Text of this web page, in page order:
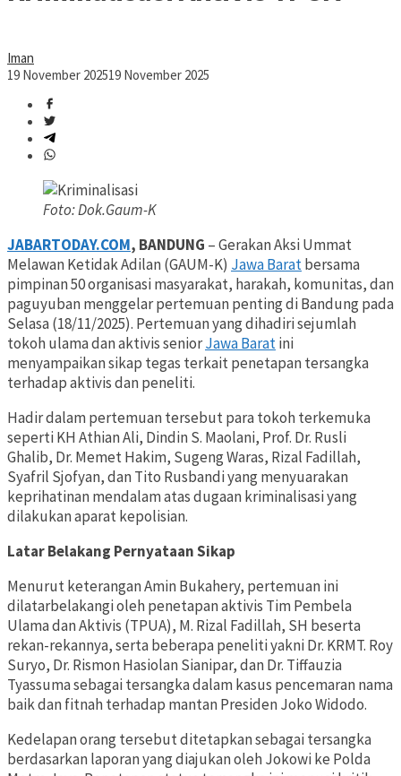
Iman
19 November 202519 November 2025
Foto: Dok.Gaum-K
JABARTODAY.COM, BANDUNG – Gerakan Aksi Ummat
Melawan Ketidak Adilan (GAUM-K) Jawa Baratbersama
pimpinan 50 organisasi masyarakat, harakah, komunitas, dan
paguyuban menggelar pertemuan penting di Bandung pada
Selasa (18/11/2025). Pertemuan yang dihadiri sejumlah
tokoh ulama dan aktivis seniorJawa Baratini
menyampaikan sikap tegas terkait penetapan tersangka
terhadap aktivis dan peneliti.
Hadir dalam pertemuan tersebut para tokoh terkemuka
seperti KH Athian Ali, Dindin S. Maolani, Prof. Dr. Rusli
Ghalib, Dr. Memet Hakim, Sugeng Waras, Rizal Fadillah,
Syafril Sjofyan, dan Tito Rusbandi yang menyuarakan
keprihatinan mendalam atas dugaan kriminalisasi yang
dilakukan aparat kepolisian.
Latar Belakang Pernyataan Sikap
Menurut keterangan Amin Bukahery, pertemuan ini
dilatarbelakangi oleh penetapan aktivis Tim Pembela
Ulama dan Aktivis (TPUA), M. Rizal Fadillah, SH beserta
rekan-rekannya, serta beberapa peneliti yakni Dr. KRMT. Roy
Suryo, Dr. Rismon Hasiolan Sianipar, dan Dr. Tiffauzia
Tyassuma sebagai tersangka dalam kasus pencemaran nama
baik dan fitnah terhadap mantan Presiden Joko Widodo.
Kedelapan orang tersebut ditetapkan sebagai tersangka
berdasarkan laporan yang diajukan oleh Jokowi ke Polda